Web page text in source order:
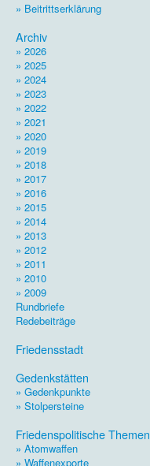
» Beitrittserklärung
Archiv
» 2026
» 2025
» 2024
» 2023
» 2022
» 2021
» 2020
» 2019
» 2018
» 2017
» 2016
» 2015
» 2014
» 2013
» 2012
» 2011
» 2010
» 2009
Rundbriefe
Redebeiträge
Friedensstadt
Gedenkstätten
» Gedenkpunkte
» Stolpersteine
Friedenspolitische Themen
» Atomwaffen
» Waffenexporte